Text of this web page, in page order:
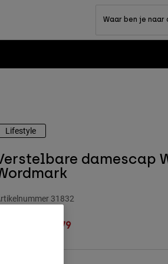
Waar ben je naar
Lifestyle
damescap
31832
Price reduced from
€ 19,79